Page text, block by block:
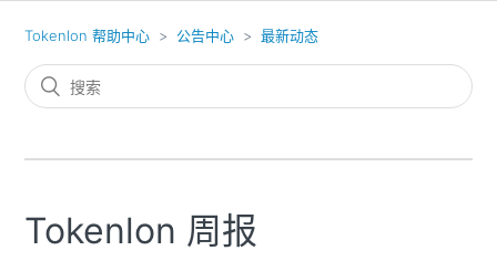
Tokenlon 帮助中心 公告中心 最新动态
Tokenlon 周报